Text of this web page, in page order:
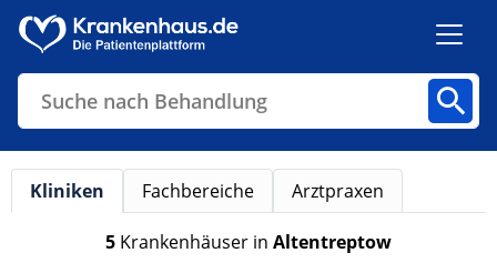
Suche nach Behandlung
Kliniken Fachbereiche Arztpraxen
5 Krankenhäuser in Altentreptow